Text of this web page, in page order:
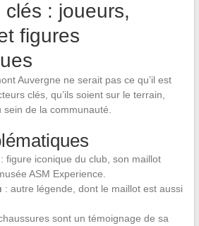
: joueurs,
figures
Auvergne ne serait pas ce qu’il est
clés, qu’ils soient sur le terrain,
de la communauté.
figure iconique du club, son maillot
ASM Experience.
: autre légende, dont le maillot est aussi
sont un témoignage de sa